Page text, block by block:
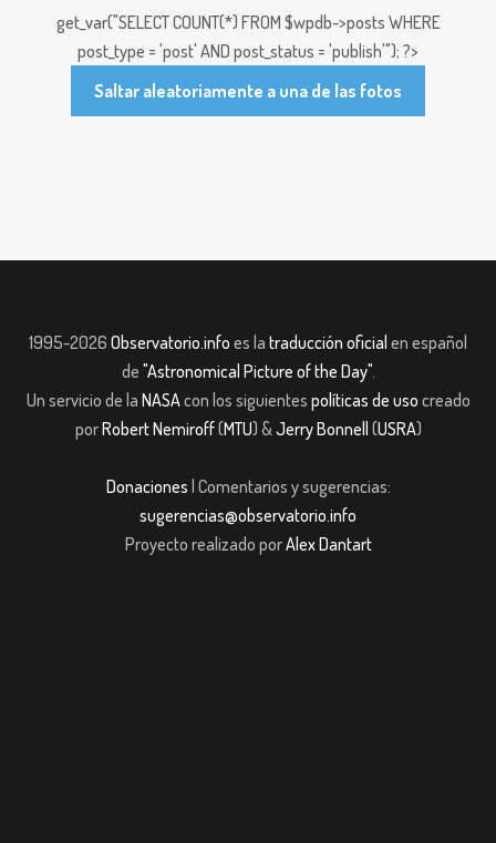
get_var("SELECT COUNT(*) FROM $wpdb->posts WHERE
post_type = 'post' AND post_status = 'publish'"); ?>
Saltar aleatoriamente a una de las fotos
1995-2026 Observatorio.info es la traducción oficial en español
de "Astronomical Picture of the Day".
Un servicio de la NASAcon los siguientes políticas de uso creado
porRobert Nemiroff(MTU) &Jerry Bonnell (USRA)
Donaciones | Comentarios y sugerencias:
sugerencias@observatorio.info
Proyecto realizado porAlex Dantart